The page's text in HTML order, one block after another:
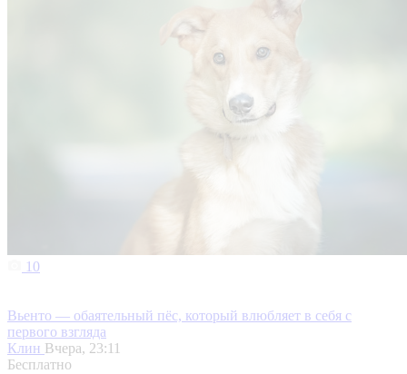
10
Вьенто — обаятельный пёс, который влюбляет в себя с
первого взгляда
Клин Вчера, 23:11
Бесплатно